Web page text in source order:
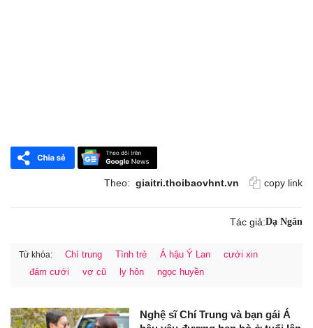
Theo: giaitri.thoibaovhnt.vn copy link
Tác giả:Dạ Ngân
Từ khóa: Chí trung Tình trẻ Á hậu Ý Lan
cưới xin
đám cưới
vợ cũ ly hôn ngọc huyền
Nghệ sĩ Chí Trung và bạn gái Á